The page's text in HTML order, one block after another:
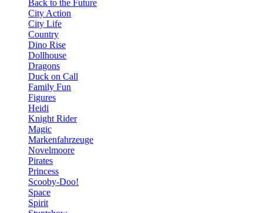
Back to the Future
City Action
City Life
Country
Dino Rise
Dollhouse
Dragons
Duck on Call
Family Fun
Figures
Heidi
Knight Rider
Magic
Markenfahrzeuge
Novelmoore
Pirates
Princess
Scooby-Doo!
Space
Spirit